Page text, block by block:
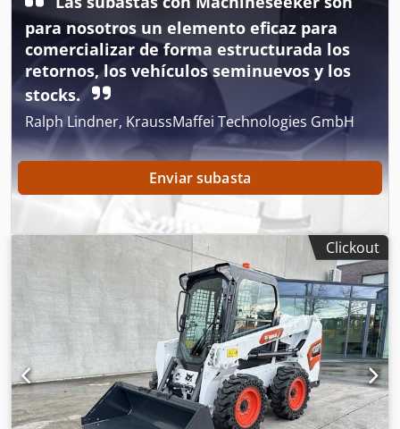
delantero:
7.00-15 5.50
, tamaño del neumático trasero:
6.50-10 , peso total:4.053 kg, 5215420 Chodpfx Alezr Db
Hjgea Número de serie: FDA2A-5052-00236
para nosotros un elemento eficaz para
comercializar de forma estructurada los
retornos, los vehículos seminuevos y los
stocks.
Ralph Lindner, KraussMaffei Technologies GmbH
Enviar subasta
Clickout